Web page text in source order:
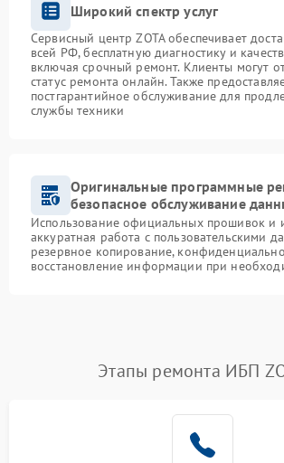
Широкий спектр услуг
Сервисный центр ZOTA обеспечивает
всей РФ, бесплатную диагностику и
включая срочный ремонт. Клиенты могут
статус ремонта онлайн. Также
постгарантийное обслуживание для
службы техники
Оригинальные программные
безопасное обслуживание
Использование официальных прошивок и
аккуратная работа с пользовательскими
резервное копирование,
восстановление информации при
Этапы ремонта ИБП